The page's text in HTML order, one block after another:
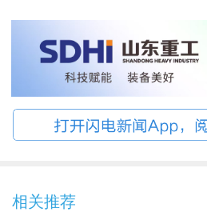
相关推荐